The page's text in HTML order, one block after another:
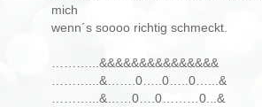
mich
wenn´s soooo richtig schmeckt.
………...&&&&&&&&&&&&&&&
………...&…….0…..0…..0…...&
………...&……0….0………0...&